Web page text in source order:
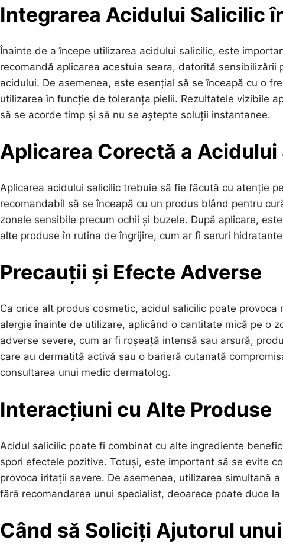
Integrarea Acidului Salicilic
Înainte de a începe utilizarea acidului salicilic, este
recomandă aplicarea acestuia seara, datorită
acidului. De asemenea, este esențial să se înceapă cu o
utilizarea în funcție de toleranța pielii. Rezultatele vizibile
să se acorde timp și să nu se aștepte soluții instantanee.
Aplicarea Corectă a
Aplicarea acidului salicilic trebuie să fie făcută cu atenție
recomandabil să se înceapă cu un produs blând pentru
zonele sensibile precum ochii și buzele. După aplicare,
alte produse în rutina de îngrijire, cum ar fi seruri
Precauții și Efecte Adverse
Ca orice alt produs cosmetic, acidul salicilic poate
alergie înainte de utilizare, aplicând o cantitate mică pe o
adverse severe, cum ar fi roșeață intensă sau arsură,
care au dermatită activă sau o barieră cutanată
consultarea unui medic dermatolog.
Interacțiuni cu Alte Produse
Acidul salicilic poate fi combinat cu alte ingrediente
spori efectele pozitive. Totuși, este important să se evite
provoca iritații severe. De asemenea, utilizarea simultană
fără recomandarea unui specialist, deoarece poate duce
Când să Soliciți Ajutorul